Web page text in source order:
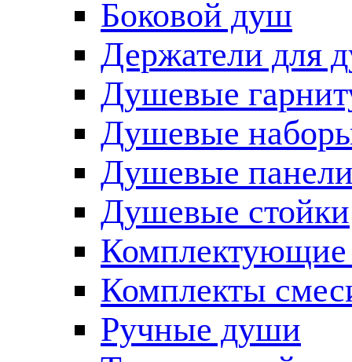
Боковой душ
Держатели для
Душевые
Душевые
Душевые
Душевые стойки
Комплекты
Ручные души